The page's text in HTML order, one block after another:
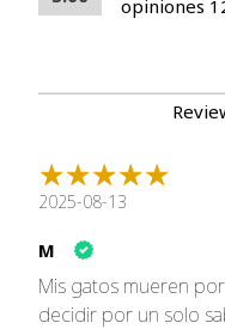
opiniones
2025-08-13
M
Mis gatos mueren
decidir por un solo